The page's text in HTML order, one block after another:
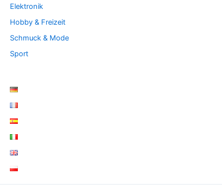
Elektronik
Hobby & Freizeit
Schmuck & Mode
Sport